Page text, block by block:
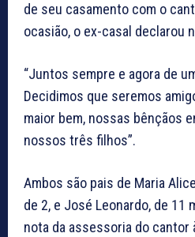
de seu casamento com o
ocasião, o ex-casal declarou
“Juntos sempre e agora de
Decidimos que seremos
maior bem, nossas bênçãos
nossos três filhos”.
Ambos são pais de Maria
de 2, e José Leonardo, de 11
nota da assessoria do cantor